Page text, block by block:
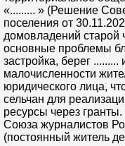
«......... » (Решение
поселения от
домовладений старой
основные проблемы
застройка, берег
малочисленности
юридического лица,
сельчан для
ресурсы через
Союза журналистов
(постоянный житель